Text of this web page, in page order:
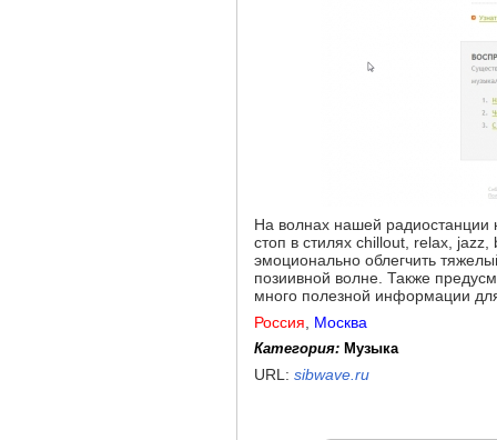
На волнах нашей радиостанции
стоп в стилях chillout, relax,
эмоционально облегчить
позиивной волне. Также
много полезной информации
Россия
Москва
Категория: Музыка
URL: sibwave.ru